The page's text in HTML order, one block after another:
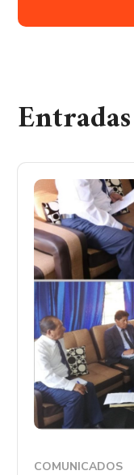
COMUNICADOS